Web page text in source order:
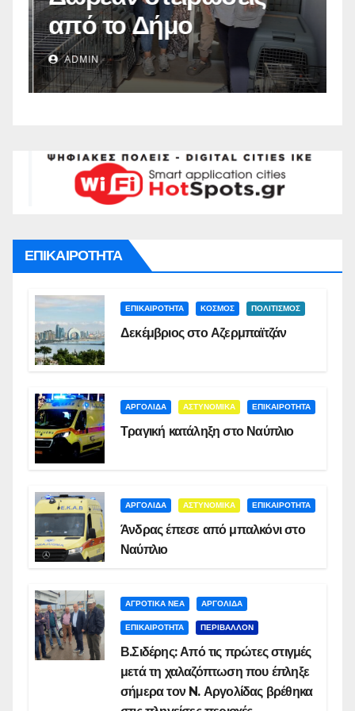
από το Δήμο
Ναυπλιέων(vid)
ADMIN
ΕΠΙΚΑΙΡΟΤΗΤΑ
ΕΠΙΚΑΙΡΟΤΗΤΑ ΚΟΣΜΟΣ ΠΟΛΙΤΙΣΜΟΣ
Δεκέμβριος στο Αζερμπαϊτζάν
ΑΡΓΟΛΙΔΑ ΑΣΤΥΝΟΜΙΚΑ ΕΠΙΚΑΙΡΟΤΗΤΑ
Τραγική κατάληξη στο Ναύπλιο
ΑΡΓΟΛΙΔΑ ΑΣΤΥΝΟΜΙΚΑ ΕΠΙΚΑΙΡΟΤΗΤΑ
Άνδρας έπεσε από μπαλκόνι στο
Ναύπλιο
ΑΓΡΟΤΙΚΑ ΝΕΑ ΑΡΓΟΛΙΔΑ
ΕΠΙΚΑΙΡΟΤΗΤΑ ΠΕΡΙΒΑΛΛΟΝ
Β.Σιδέρης: Από τις πρώτες στιγμές
μετά τη χαλαζόπτωση που έπληξε
σήμερα τον N. Αργολίδας βρέθηκα